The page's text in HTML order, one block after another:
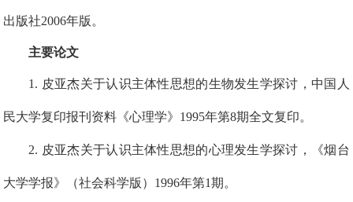
出版社2006年版。
主要论文
1 . 皮亚杰关于认识主体性思想的生物发生学探讨，中国人
民大学复印报刊资料《心理学》1995年第8期全文复印。
2. 皮亚杰关于认识主体性思想的心理发生学探讨，《烟台
大学学报》（社会科学版）1996年第1期。